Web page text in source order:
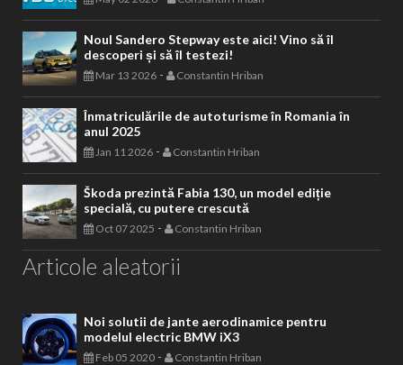
Noul Sandero Stepway este aici! Vino să îl
descoperi și să îl testezi!
Mar 13 2026 - Constantin Hriban
Înmatriculările de autoturisme în Romania în
anul 2025
Jan 11 2026 - Constantin Hriban
Škoda prezintă Fabia 130, un model ediție
specială, cu putere crescută
Oct 07 2025 - Constantin Hriban
Articole aleatorii
Noi solutii de jante aerodinamice pentru
modelul electric BMW iX3
Feb 05 2020 - Constantin Hriban